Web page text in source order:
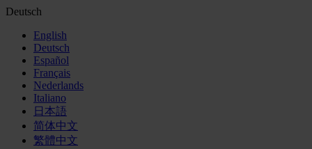
Deutsch
English
Deutsch
Español
Français
Nederlands
Italiano
日本語
简体中文
繁體中文